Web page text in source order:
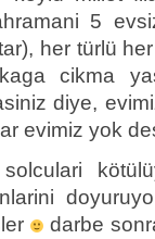
5
her türlü
cikma
diye,
evimiz yok
darbe